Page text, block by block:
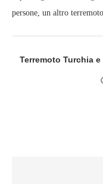
persone, un altro
Terremoto Turchia